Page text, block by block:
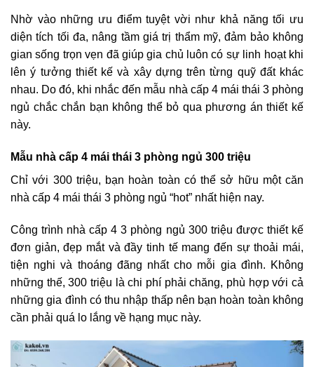
Nhờ vào những ưu điểm tuyệt vời như khả năng tối ưu
diện tích tối đa, nâng tầm giá trị thẩm mỹ, đảm bảo không
gian sống trọn vẹn đã giúp gia chủ luôn có sự linh hoạt khi
lên ý tưởng thiết kế và xây dựng trên từng quỹ đất khác
nhau. Do đó, khi nhắc đến mẫu nhà cấp 4 mái thái 3 phòng
ngủ chắc chắn bạn không thể bỏ qua phương án thiết kế
này.
Mẫu nhà cấp 4 mái thái 3 phòng ngủ 300 triệu
Chỉ với 300 triệu, bạn hoàn toàn có thể sở hữu một căn
nhà cấp 4 mái thái 3 phòng ngủ “hot” nhất hiện nay.
Công trình nhà cấp 4 3 phòng ngủ 300 triệu được thiết kế
đơn giản, đẹp mắt và đầy tinh tế mang đến sự thoải mái,
tiện nghi và thoáng đãng nhất cho mỗi gia đình. Không
những thế, 300 triệu là chi phí phải chăng, phù hợp với cả
những gia đình có thu nhập thấp nên bạn hoàn toàn không
cần phải quá lo lắng về hạng mục này.